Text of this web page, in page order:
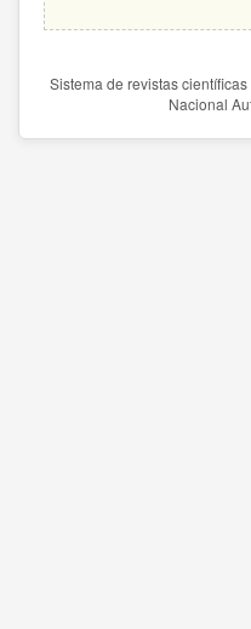
Sistema de revistas
Nacional